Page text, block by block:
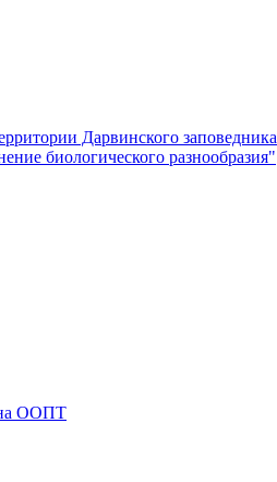
Дарвинского заповедника
биологического разнообразия"
на ООПТ